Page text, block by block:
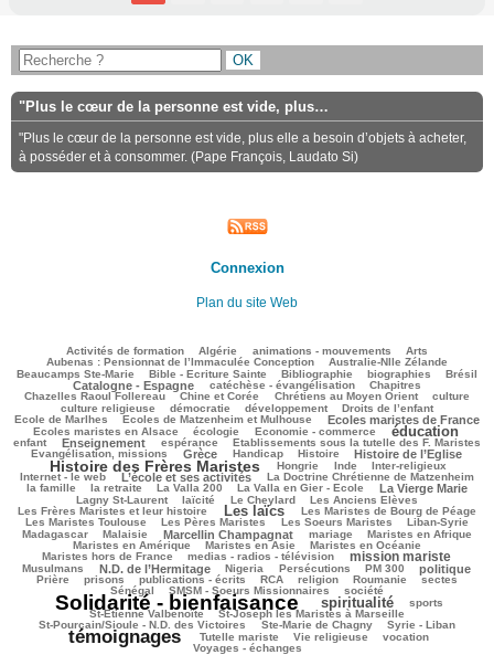
"Plus le cœur de la personne est vide, plus…
"Plus le cœur de la personne est vide, plus elle a besoin d’objets à acheter,
à posséder et à consommer. (Pape François, Laudato Si)
Connexion
Plan du site Web
Activités de formation Algérie animations - mouvements Arts
Aubenas : Pensionnat de l’Immaculée Conception
79/3106 Australie-Nlle Zélande
72/3106
Beaucamps Ste-Marie
658/3106 Bible - Ecriture Sainte
58/3106 Bibliographie
519/3106 biographies
140/3106 Brésil
799/3106
Catalogne - Espagne catéchèse - évangélisation Chapitres
Chazelles Raoul Follereau
118/3106 Chine et Corée
340/3106 Chrétiens au Moyen Orient
350/3106 culture
43/3106
culture religieuse
démocratie développement Droits de l’enfant
Ecole de Marlhes
144/3106 Ecoles de Matzenheim et Mulhouse
1009/3106 Ecoles maristes de France
218/3106
Ecoles maristes en Alsace
486/3106 écologie
86/3106 Economie - commerce
1436/3106 éducation
163/3106
enfant
729/3106 Enseignement
228/3106 espérance
93/3106 Etablissements sous la tutelle des F. Maristes
235/3106
Evangélisation, missions
1016/3106 Grèce
75/3106 Handicap
195/3106 Histoire
871/3106 Histoire de l’Eglise
1763/3106
Histoire des Frères Maristes
148/3106 Hongrie Inde
105/3106 Inter-religieux
207/3106
Internet - le web
1036/3106 L’école et ses activités
42/3106 La Doctrine Chrétienne de Matzenheim
315/3106
la famille
98/3106 la retraite
38/3106 La Valla 200
99/3106 La Valla en Gier - Ecole
798/3106 La Vierge Marie
344/3106
Lagny St-Laurent
laïcité Le Cheylard Les Anciens Elèves
Les Frères Maristes et leur histoire
1516/3106 Les laïcs
583/3106 Les Maristes de Bourg de Péage
222/3106
Les Maristes Toulouse
567/3106 Les Pères Maristes
455/3106 Les Soeurs Maristes
102/3106 Liban-Syrie
148/3106
Madagascar
54/3106 Malaisie
966/3106 Marcellin Champagnat
34/3106 mariage
388/3106 Maristes en Afrique
311/3106
Maristes en Amérique
Maristes en Asie Maristes en Océanie
Maristes hors de France
262/3106 medias - radios - télévision
1211/3106 mission mariste
63/3106
Musulmans
726/3106 N.D. de l’Hermitage
65/3106 Nigeria
202/3106 Persécutions
158/3106 PM 300
727/3106 politique
203/3106
Prière
134/3106 prisons
306/3106 publications - écrits
170/3106 RCA
231/3106 religion
66/3106 Roumanie
64/3106 sectes
81/3106
Sénégal
SMSM - Soeurs Missionnaires société
Solidarité - bienfaisance
1423/3106 spiritualité sports
St-Etienne Valbenoîte
St-Joseph les Maristes à Marseille
St-Pourçain/Sioule - N.D. des Victoires
68/3106 Ste-Marie de Chagny
48/3106 Syrie - Liban
2557/3106
témoignages Tutelle mariste Vie religieuse vocation
Voyages - échanges